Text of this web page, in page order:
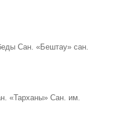
Сан. «Бештау» сан.
«Тарханы» Сан. им.